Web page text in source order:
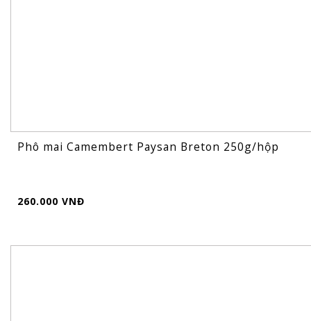
Phô mai Camembert Paysan Breton 250g/hộp
260.000 VNĐ